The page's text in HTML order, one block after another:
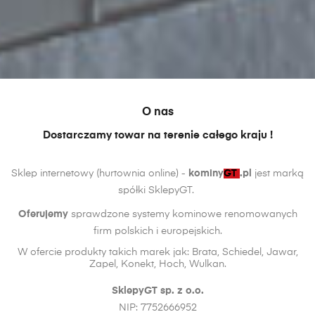
O nas
Dostarczamy towar na terenie całego kraju !
Sklep internetowy (hurtownia online) - kominyGT .pl
jest marką
spółki SklepyGT.
Oferujemysprawdzone systemy kominowe renomowanych
firm polskich i europejskich.
W ofercie produkty takich marek jak: Brata, Schiedel, Jawar,
Zapel, Konekt, Hoch, Wulkan.
SklepyGT sp. z o.o.
NIP: 7752666952